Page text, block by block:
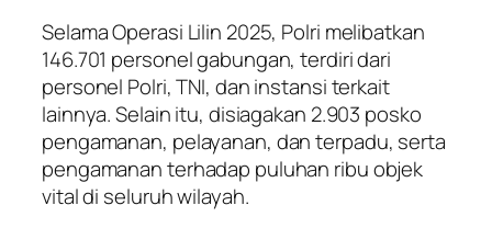
Selama Operasi Lilin 2025, Polri melibatkan
146.701 personel gabungan, terdiri dari
personel Polri, TNI, dan instansi terkait
lainnya. Selain itu, disiagakan 2.903 posko
pengamanan, pelayanan, dan terpadu, serta
pengamanan terhadap puluhan ribu objek
vital di seluruh wilayah.